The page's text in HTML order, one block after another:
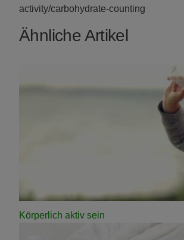
activity/carbohydrate-counting
Ähnliche Artikel
Körperlich aktiv sein